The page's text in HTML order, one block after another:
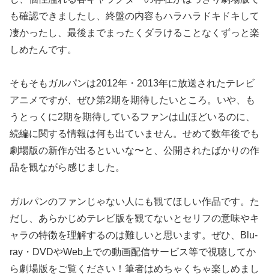
も確認できましたし、終盤の内容もハラハラドキドキして
凄かったし、最後までまったくダラけることなくずっと楽
しめたんです。
そもそもガルパンは2012年・2013年に放送されたテレビ
アニメですが、ぜひ第2期を期待したいところ。いや、も
うとっくに2期を期待しているファンは山ほどいるのに、
続編に関する情報は何も出ていません。せめて数年後でも
劇場版の新作が出るといいな〜と、公開されたばかりの作
品を観ながら感じました。
ガルパンのファンじゃない人にも観てほしい作品です。た
だし、あらかじめテレビ版を観てないとセリフの意味やキ
ャラの特徴を理解するのは難しいと思います。ぜひ、Blu-
ray・DVDやWeb上での動画配信サービス等で視聴してか
ら劇場版をご覧ください！筆者はめちゃくちゃ楽しめまし